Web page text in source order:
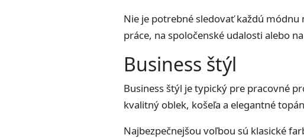
Nie je potrebné sledovať každú
práce, na spoločenské udalosti alebo
Business štýl
Business štýl je typický pre pracovné
kvalitný oblek, košeľa a elegantné
Najbezpečnejšou voľbou sú klasické